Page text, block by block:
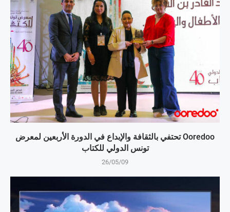
Ooredoo تحتفي بالثقافة والإبداع في الدورة الأربعين لمعرض
تونس الدولي للكتاب
26/05/09